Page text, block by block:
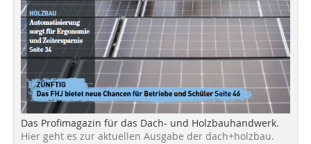
Das Profimagazin für das Dach- und Holzbauhandwerk.
Hier geht es zur aktuellen Ausgabe der dach+holzbau.